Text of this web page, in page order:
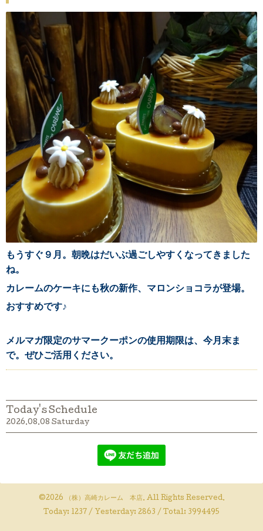
もうすぐ９月。朝晩はだいぶ過ごしやすくなってきました
ね。
カレームのケーキにも秋の新作、マロンショコラが登場。
おすすめです♪
メルマガ限定のサマークーポンの使用期限は、今月末ま
で。ぜひご活用ください。
Today's Schedule
2026.08.08 Saturday
©2026 （株）高崎カレーム 本店. All Rights Reserved.
Today: 1237 / Yesterday: 2863 / Total: 3994495